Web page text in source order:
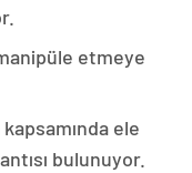
etmeye
ele
bulunuyor.